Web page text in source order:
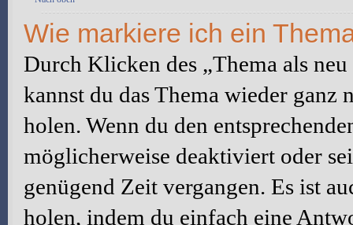
Wie markiere ich ein
Durch Klicken des „Thema als
kannst du das Thema wieder ganz
holen. Wenn du den
möglicherweise deaktiviert oder
genügend Zeit vergangen. Es ist
holen, indem du einfach eine